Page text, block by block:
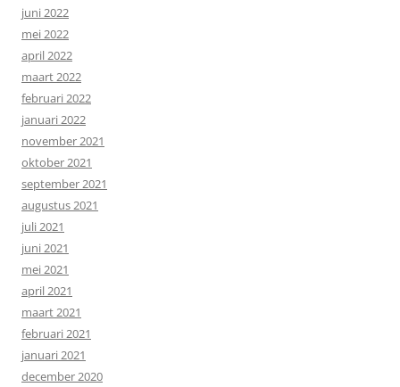
juni 2022
mei 2022
april 2022
maart 2022
februari 2022
januari 2022
november 2021
oktober 2021
september 2021
augustus 2021
juli 2021
juni 2021
mei 2021
april 2021
maart 2021
februari 2021
januari 2021
december 2020